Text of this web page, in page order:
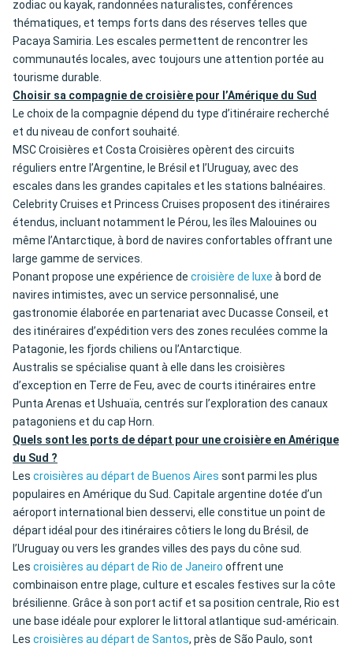
zodiac ou kayak, randonnées naturalistes, conférences
thématiques, et temps forts dans des réserves telles que
Pacaya Samiria. Les escales permettent de rencontrer les
communautés locales, avec toujours une attention portée au
tourisme durable.
Choisir sa compagnie de croisière pour l’Amérique du Sud
Le choix de la compagnie dépend du type d’itinéraire recherché
et du niveau de confort souhaité.
MSC Croisières et Costa Croisières opèrent des circuits
réguliers entre l’Argentine, le Brésil et l’Uruguay, avec des
escales dans les grandes capitales et les stations balnéaires.
Celebrity Cruises et Princess Cruises proposent des itinéraires
étendus, incluant notamment le Pérou, les îles Malouines ou
même l’Antarctique, à bord de navires confortables offrant une
large gamme de services.
Ponant propose une expérience de croisière de luxe à bord de
navires intimistes, avec un service personnalisé, une
gastronomie élaborée en partenariat avec Ducasse Conseil, et
des itinéraires d’expédition vers des zones reculées comme la
Patagonie, les fjords chiliens ou l’Antarctique.
Australis se spécialise quant à elle dans les croisières
d’exception en Terre de Feu, avec de courts itinéraires entre
Punta Arenas et Ushuaïa, centrés sur l’exploration des canaux
patagoniens et du cap Horn.
Quels sont les ports de départ pour une croisière en Amérique
du Sud ?
Les croisières au départ de Buenos Aires sont parmi les plus
populaires en Amérique du Sud. Capitale argentine dotée d’un
aéroport international bien desservi, elle constitue un point de
départ idéal pour des itinéraires côtiers le long du Brésil, de
l’Uruguay ou vers les grandes villes des pays du cône sud.
Les croisières au départ de Rio de Janeiro offrent une
combinaison entre plage, culture et escales festives sur la côte
brésilienne. Grâce à son port actif et sa position centrale, Rio est
une base idéale pour explorer le littoral atlantique sud-américain.
Les croisières au départ de Santos, près de São Paulo, sont